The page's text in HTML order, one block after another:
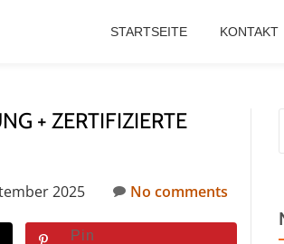
STARTSEITE KONTAKT
+ ZERTIFIZIERTE
2025 No comments
Pin